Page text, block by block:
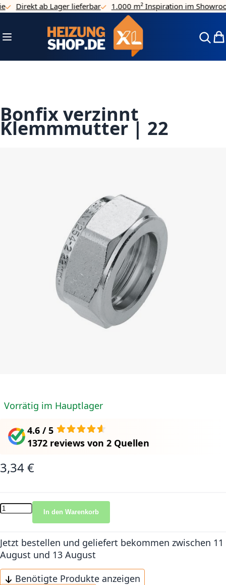
Direkt zum Inhalt
Direkt ab Lager lieferbar 1.000 m² Inspiration im
Navigation umschalten
Bonfix verzinnt
Klemmmutter | 22
Vorrätig im Hauptlager
4.6 / 5
1372 reviews von 2 Quellen
3,34 €
In den Warenkorb
Jetzt bestellen und geliefert bekommen zwischen 11
August und 13 August
Benötigte Produkte anzeigen